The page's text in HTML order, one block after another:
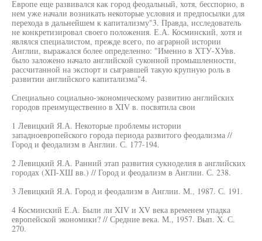
Европе еще развивался как город феодальный, хотя, бесспорно, в
нем уже начали возникать некоторые условия и предпосылки для
перехода в дальнейшем к капитализму"3. Правда, исследователь
не конкретизировал своего положения. Е.А. Косминский, хотя и
являлся специалистом, прежде всего, по аграрной истории
Англии, выражался более определенно: "Именно в ХТУ-ХУвв.
было заложено начало английской суконной промышленности,
рассчитанной на экспорт и сыгравшей такую крупную роль в
развитии английского капитализма"4.
Специально социально-экономическому развитию английских
городов преимущественно в XIV в. посвятила свои
1 Левицкий Я.А. Некоторые проблемы истории
западноевропейского города периода развитого феодализма //
Город и феодализм в Англии. С. 177-194.
2 Левицкий Я.А. Ранний этап развития сукноделия в английских
городах (ХП-ХШ вв.) // Город и феодализм в Англии. С. 238.
3 Левицкий Я.А. Город и феодализм в Англии. М., 1987. С. 191.
4 Косминский Е.А. Были ли XIV и XV века временем упадка
европейской экономики? // Средние века. М., 1957. Вып. X. С.
270.